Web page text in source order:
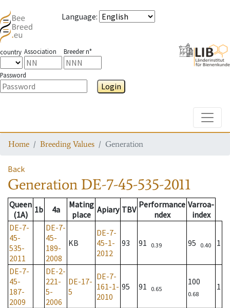
Language:
country Association Breeder n°
Password
Login
Home Breeding Values Generation
Back
Generation DE-7-45-535-2011
Queen
(1A)
1b 4a
Mating
place
Apiary TBV Performance
ndex
Varroa-
index
DE-7-
45-
535-
2011
DE-7-
45-
189-
2008
KB
DE-7-
45-1-
2012
93 91 0.39 95 0.40 1
DE-7-
45-
187-
2009
DE-2-
221-
5-
2006
DE-17-
5
DE-7-
161-1-
2010
95 91 0.65
100
0.68
1